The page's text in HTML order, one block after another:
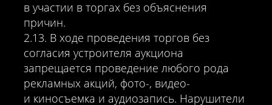
в участии в торгах без объяснения
причин.
2.13. В ходе проведения торгов без
согласия устроителя аукциона
запрещается проведение любого рода
рекламных акций, фото-, видео-
и киносъемка и аудиозапись. Нарушители